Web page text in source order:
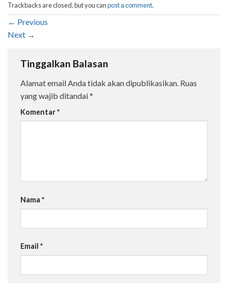
Trackbacks are closed, but you canpost a comment.
← Previous
Next →
Tinggalkan Balasan
Alamat email Anda tidak akan dipublikasikan. Ruas
yang wajib ditandai*
Komentar*
Nama *
Email *